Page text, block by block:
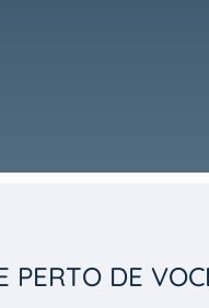
PERTO DE